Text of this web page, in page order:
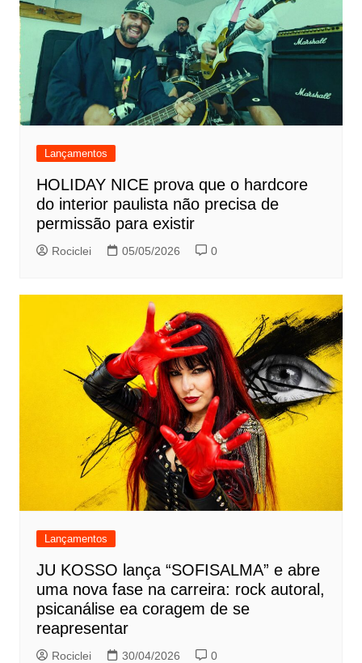
Lançamentos
HOLIDAY NICE prova que o hardcore
do interior paulista não precisa de
permissão para existir
Rociclei 05/05/2026 0
Lançamentos
JU KOSSO lança “SOFISALMA” e abre
uma nova fase na carreira: rock autoral,
psicanálise ea coragem de se
reapresentar
Rociclei 30/04/2026 0